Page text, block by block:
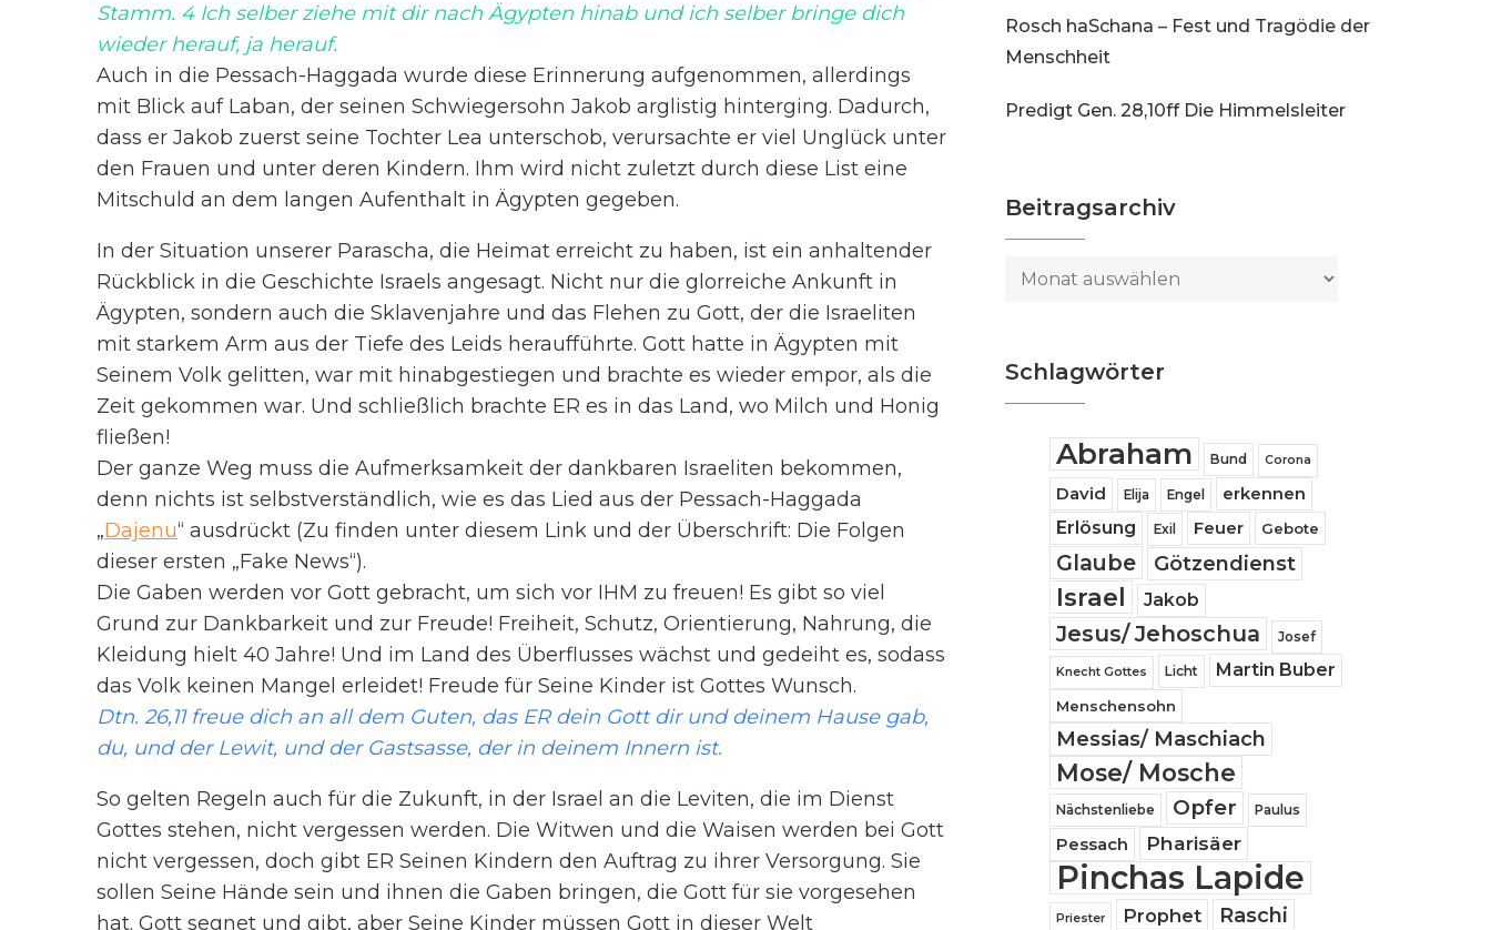
Stamm. 4 Ich selber ziehe mit dir nach Ägypten hinab und ich selber bringe dich
wieder herauf, ja herauf.
Auch in die Pessach-Haggada wurde diese Erinnerung aufgenommen, allerdings
mit Blick auf Laban, der seinen Schwiegersohn Jakob arglistig hinterging. Dadurch,
dass er Jakob zuerst seine Tochter Lea unterschob, verursachte er viel Unglück unter
den Frauen und unter deren Kindern. Ihm wird nicht zuletzt durch diese List eine
Mitschuld an dem langen Aufenthalt in Ägypten gegeben.
In der Situation unserer Parascha, die Heimat erreicht zu haben, ist ein anhaltender
Rückblick in die Geschichte Israels angesagt. Nicht nur die glorreiche Ankunft in
Ägypten, sondern auch die Sklavenjahre und das Flehen zu Gott, der die Israeliten
mit starkem Arm aus der Tiefe des Leids heraufführte. Gott hatte in Ägypten mit
Seinem Volk gelitten, war mit hinabgestiegen und brachte es wieder empor, als die
Zeit gekommen war. Und schließlich brachte ER es in das Land, wo Milch und Honig
fließen!
Der ganze Weg muss die Aufmerksamkeit der dankbaren Israeliten bekommen,
denn nichts ist selbstverständlich, wie es das Lied aus der Pessach-Haggada
„Dajenu“ ausdrückt (Zu finden unter diesem Link und der Überschrift: Die Folgen
dieser ersten „Fake News“).
Die Gaben werden vor Gott gebracht, um sich vor IHM zu freuen! Es gibt so viel
Grund zur Dankbarkeit und zur Freude! Freiheit, Schutz, Orientierung, Nahrung, die
Kleidung hielt 40 Jahre! Und im Land des Überflusses wächst und gedeiht es, sodass
das Volk keinen Mangel erleidet! Freude für Seine Kinder ist Gottes Wunsch.
Dtn. 26,11 freue dich an all dem Guten, das ER dein Gott dir und deinem Hause gab,
du, und der Lewit, und der Gastsasse, der in deinem Innern ist.
So gelten Regeln auch für die Zukunft, in der Israel an die Leviten, die im Dienst
Gottes stehen, nicht vergessen werden. Die Witwen und die Waisen werden bei Gott
nicht vergessen, doch gibt ER Seinen Kindern den Auftrag zu ihrer Versorgung. Sie
sollen Seine Hände sein und ihnen die Gaben bringen, die Gott für sie vorgesehen
hat. Gott segnet und gibt, aber Seine Kinder müssen Gott in dieser Welt
Rosch haSchana – Fest und Tragödie der
Menschheit
Predigt Gen. 28,10ff Die Himmelsleiter
Beitragsarchiv
Beitragsarchiv
Schlagwörter
Abraham Bund Corona
David Elija Engel erkennen
Erlösung Exil Feuer Gebote
Glaube Götzendienst
Israel Jakob
Jesus/ Jehoschua Josef
Knecht Gottes Licht Martin Buber
Menschensohn
Messias/ Maschiach
Mose/ Mosche
Nächstenliebe Opfer Paulus
Pessach Pharisäer
Pinchas Lapide
Priester Prophet Raschi